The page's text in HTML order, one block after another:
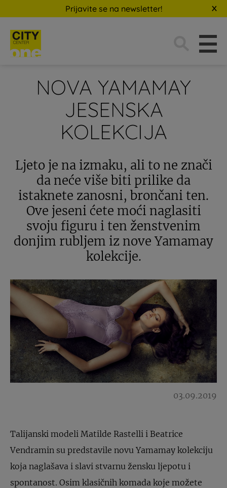
Prijavite se na newsletter!
NOVA YAMAMAY
JESENSKA
KOLEKCIJA
Ljeto je na izmaku, ali to ne znači
da neće više biti prilike da
istaknete zanosni, brončani ten.
Ove jeseni ćete moći naglasiti
svoju figuru i ten ženstvenim
donjim rubljem iz nove Yamamay
kolekcije.
03.09.2019
Talijanski modeli Matilde Rastelli i Beatrice
Vendramin su predstavile novu Yamamay kolekciju
koja naglašava i slavi stvarnu žensku ljepotu i
spontanost. Osim klasičnih komada koje možete